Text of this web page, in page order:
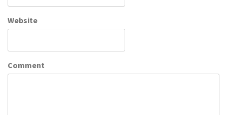
Website
Comment